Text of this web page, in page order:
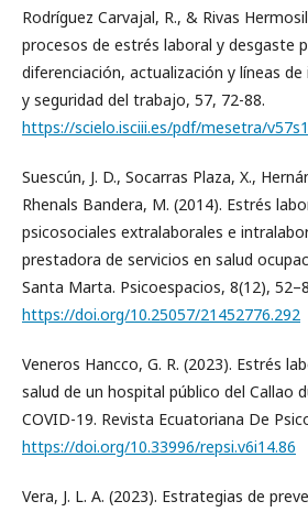
Rodríguez Carvajal, R., & Rivas
procesos de estrés laboral y desgaste
diferenciación, actualización y líneas
y seguridad del trabajo, 57, 72-88.
https://scielo.isciii.es/pdf/mesetra/
Suescún, J. D., Socarras Plaza, X.,
Rhenals Bandera, M. (2014). Estrés
psicosociales extralaborales e
prestadora de servicios en salud
Santa Marta. Psicoespacios, 8(12),
https://doi.org/10.25057/21452776.292
Veneros Hancco, G. R. (2023). Estrés
salud de un hospital público del Callao
COVID-19. Revista Ecuatoriana De
https://doi.org/10.33996/repsi.v6i14.86
Vera, J. L. A. (2023). Estrategias de